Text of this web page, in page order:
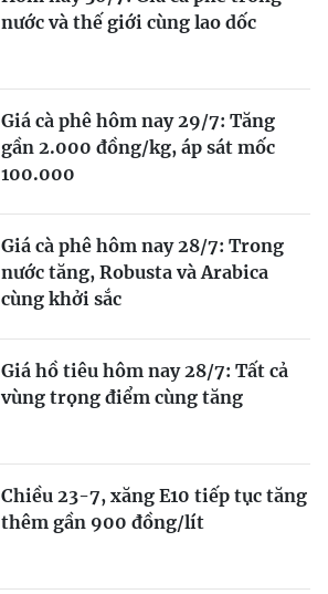
nước và thế giới cùng lao dốc
Giá cà phê hôm nay 29/7: Tăng
gần 2.000 đồng/kg, áp sát mốc
100.000
Giá cà phê hôm nay 28/7: Trong
nước tăng, Robusta và Arabica
cùng khởi sắc
Giá hồ tiêu hôm nay 28/7: Tất cả
vùng trọng điểm cùng tăng
Chiều 23-7, xăng E10 tiếp tục tăng
thêm gần 900 đồng/lít